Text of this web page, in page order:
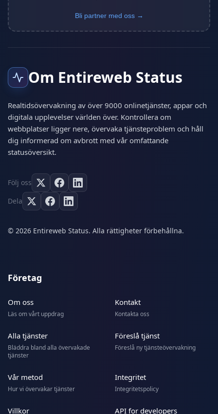
Bli partner med oss →
Om Entireweb Status
Realtidsövervakning av över 9000 onlinetjänster, appar och
digitala upplevelser världen över. Kontrollera om
webbplatser ligger nere, övervaka tjänsteproblem och håll
dig informerad om avbrott med vår omfattande
statusöversikt.
Följ oss
Dela
© 2026 Entireweb Status. Alla rättigheter förbehållna.
Företag
Om oss
Läs om vårt uppdrag
Kontakt
Kontakta oss
Alla tjänster
Bläddra bland alla övervakade
tjänster
Föreslå tjänst
Föreslå ny tjänsteövervakning
Vår metod
Hur vi övervakar tjänster
Integritet
Integritetspolicy
Villkor API for developers